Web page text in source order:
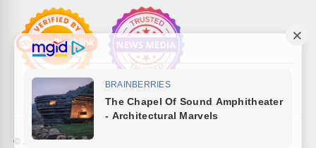
© 2026 Pewarta Network